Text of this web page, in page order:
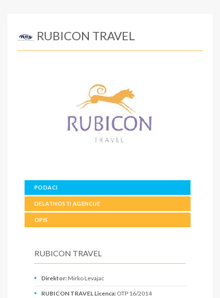
RUBICON TRAVEL
PODACI
DELATNOSTI AGENCIJE
OPIS
RUBICON TRAVEL
Direktor: Mirko Levajac
RUBICON TRAVEL Licenca: OTP 16/2014